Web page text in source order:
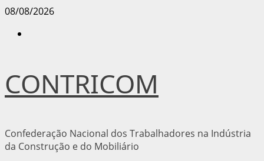
Avançar
08/08/2026
CONTRICOM
Confederação Nacional dos Trabalhadores na Indústria
da Construção e do Mobiliário